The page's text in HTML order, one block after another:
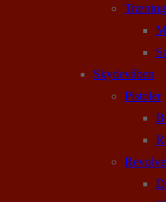
Skydevåben
Pistoler